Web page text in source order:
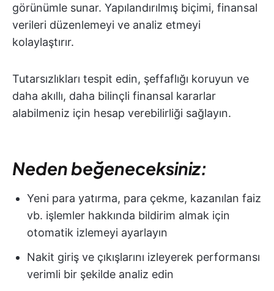
görünümle sunar. Yapılandırılmış biçimi, finansal
verileri düzenlemeyi ve analiz etmeyi
kolaylaştırır.
Tutarsızlıkları tespit edin, şeffaflığı koruyun ve
daha akıllı, daha bilinçli finansal kararlar
alabilmeniz için hesap verebilirliği sağlayın.
Neden beğeneceksiniz:
Yeni para yatırma, para çekme, kazanılan faiz
vb. işlemler hakkında bildirim almak için
otomatik izlemeyi ayarlayın
Nakit giriş ve çıkışlarını izleyerek performansı
verimli bir şekilde analiz edin